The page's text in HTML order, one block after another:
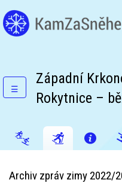
☰
Západní
Rokytnice –
Archiv zpráv zimy 2022/